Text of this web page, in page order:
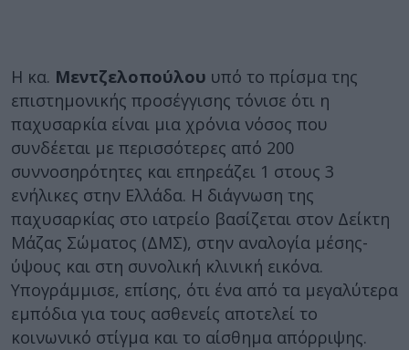
Η κα. Μεντζελοπούλου υπό το πρίσμα της
επιστημονικής προσέγγισης τόνισε ότι η
παχυσαρκία είναι μια χρόνια νόσος που
συνδέεται με περισσότερες από 200
συννοσηρότητες και επηρεάζει 1 στους 3
ενήλικες στην Ελλάδα. Η διάγνωση της
παχυσαρκίας στο ιατρείο βασίζεται στον Δείκτη
Μάζας Σώματος (ΔΜΣ), στην αναλογία μέσης-
ύψους και στη συνολική κλινική εικόνα.
Υπογράμμισε, επίσης, ότι ένα από τα μεγαλύτερα
εμπόδια για τους ασθενείς αποτελεί το
κοινωνικό στίγμα και το αίσθημα απόρριψης.